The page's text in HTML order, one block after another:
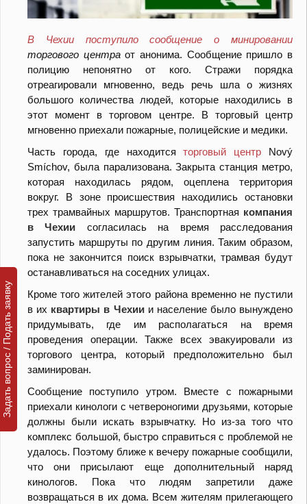
В Чехии поступило сообщение о минировании
торгового центраот анонима. Сообщение пришло в
полицию непонятно от кого. Стражи порядка
отреагировали мгновенно, ведь речь шла о жизнях
большого количества людей, которые находились в
этот момент в торговом центре. В торговый центр
мгновенно приехали пожарные, полицейские и медики.
Часть города, где находитсяторговый центр Nový
Smíchov, была парализована. Закрыта станция метро,
которая находилась рядом, оцеплена территория
вокруг. В зоне происшествия находились остановки
трех трамвайных маршрутов. Транспортная компания
в Чехии согласилась на время расследования
запустить маршруты по другим линия. Таким образом,
пока не закончится поиск взрывчатки, трамвая будут
останавливаться на соседних улицах.
Кроме того жителей этого района временно не пустили
в их квартиры в Чехиии население было вынуждено
придумывать, где им располагаться на время
проведения операции. Также всех эвакуировали из
торгового центра, который предположительно был
заминирован.
Сообщение поступило утром. Вместе с пожарными
приехали кинологи с четвероногими друзьями, которые
должны были искать взрывчатку. Но из-за того что
комплекс большой, быстро справиться с проблемой не
удалось. Поэтому ближе к вечеру пожарные сообщили,
что они присылают еще дополнительный наряд
кинологов. Пока что людям запретили даже
возвращаться в их дома. Всем жителям прилегающего
Задать вопрос / Подать заявку